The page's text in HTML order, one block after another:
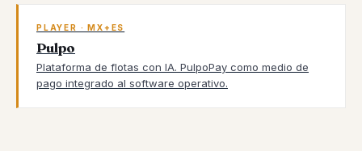
PLAYER · MX+ES
Pulpo
Plataforma de flotas con IA. PulpoPay como medio de
pago integrado al software operativo.